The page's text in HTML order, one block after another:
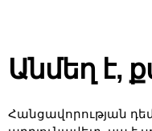
Անմեղ է,
Հանցավորության